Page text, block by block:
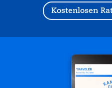
Kostenlosen